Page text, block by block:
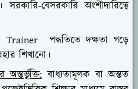
বেসরকারি অংশীদারিত্বে
পদ্ধতিতে দক্ষতা গড়ে
শিখানো।
বাধ্যতামূলক বা অন্তত